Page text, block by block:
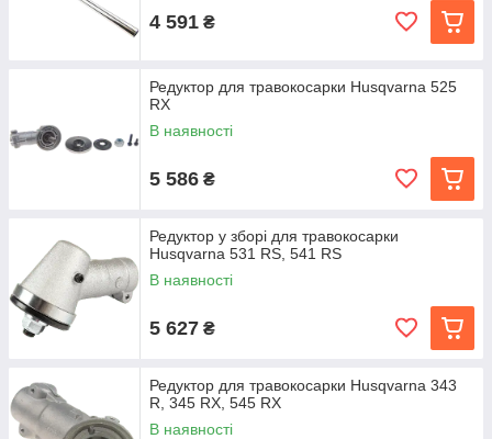
4 591 ₴
Редуктор для травокосарки Husqvarna 525
RX
В наявності
5 586 ₴
Редуктор у зборі для травокосарки
Husqvarna 531 RS, 541 RS
В наявності
5 627 ₴
Редуктор для травокосарки Husqvarna 343
R, 345 RX, 545 RX
В наявності